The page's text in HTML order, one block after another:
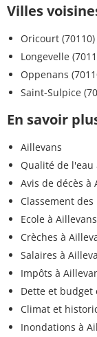
Villes
Oricourt (70110)
Longevelle
Oppenans
Saint-Sulpice
En savoir
Aillevans
Qualité de l'eau
Avis de décès à
Classement
Ecole à Aillevans
Crèches à
Salaires à
Impôts à
Dette et budget
Climat et
Inondations à